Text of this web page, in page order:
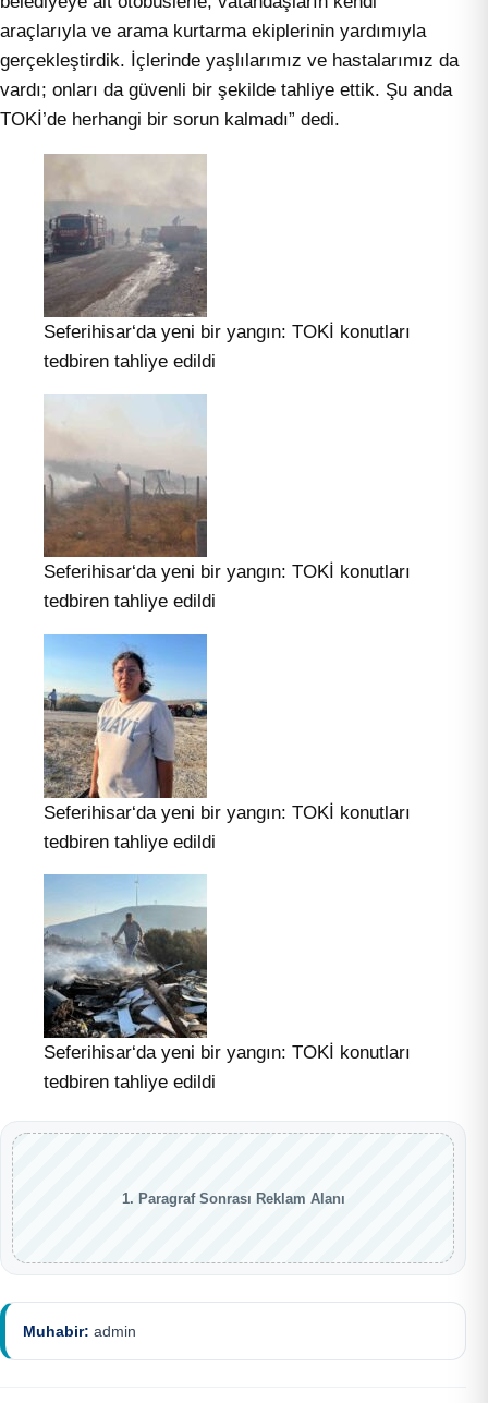
araçlarıyla ve arama kurtarma ekiplerinin yardımıyla
gerçekleştirdik. İçlerinde yaşlılarımız ve hastalarımız da
vardı; onları da güvenli bir şekilde tahliye ettik. Şu anda
TOKİ’de herhangi bir sorun kalmadı” dedi.
Seferihisar‘da yeni bir yangın: TOKİ konutları
tedbiren tahliye edildi
Seferihisar‘da yeni bir yangın: TOKİ konutları
tedbiren tahliye edildi
Seferihisar‘da yeni bir yangın: TOKİ konutları
tedbiren tahliye edildi
Seferihisar‘da yeni bir yangın: TOKİ konutları
tedbiren tahliye edildi
1. Paragraf Sonrası Reklam Alanı
Muhabir: admin